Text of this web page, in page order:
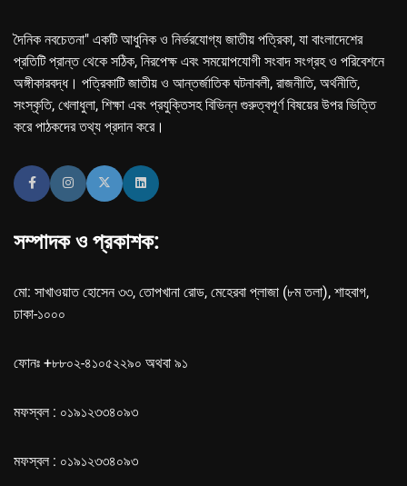
দৈনিক নবচেতনা" একটি আধুনিক ও নির্ভরযোগ্য জাতীয় পত্রিকা, যা বাংলাদেশের
প্রতিটি প্রান্ত থেকে সঠিক, নিরপেক্ষ এবং সময়োপযোগী সংবাদ সংগ্রহ ও পরিবেশনে
অঙ্গীকারবদ্ধ। পত্রিকাটি জাতীয় ও আন্তর্জাতিক ঘটনাবলী, রাজনীতি, অর্থনীতি,
সংস্কৃতি, খেলাধুলা, শিক্ষা এবং প্রযুক্তিসহ বিভিন্ন গুরুত্বপূর্ণ বিষয়ের উপর ভিত্তি
করে পাঠকদের তথ্য প্রদান করে।
সম্পাদক ও প্রকাশক:
মো: সাখাওয়াত হোসেন ৩৩, তোপখানা রোড, মেহেরবা প্লাজা (৮ম তলা), শাহবাগ,
ঢাকা-১০০০
ফোনঃ +৮৮০২-৪১০৫২২৯০ অথবা ৯১
মফস্বল : ০১৯১২৩৩৪০৯৩
মফস্বল : ০১৯১২৩৩৪০৯৩